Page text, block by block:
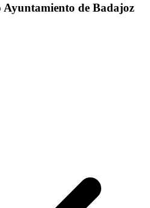
de Badajoz